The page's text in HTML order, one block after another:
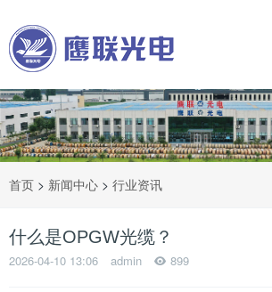
首页 > 新闻中心 > 行业资讯
什么是OPGW光缆？
2026-04-10 13:06 admin 899